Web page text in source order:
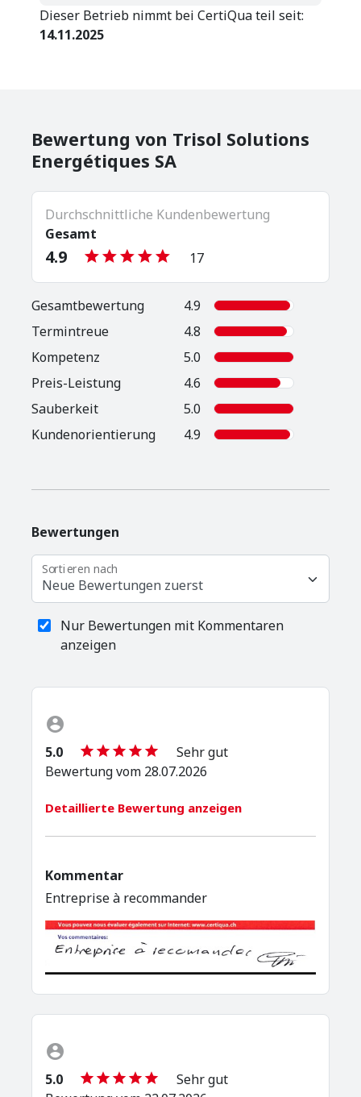
Dieser Betrieb nimmt bei CertiQua teil seit:
14.11.2025
Bewertung von Trisol Solutions
Energétiques SA
Durchschnittliche Kundenbewertung
Gesamt
4.9 17
Gesamt­bewertung
4.9
Termintreue
4.8
Kompetenz
5.0
Preis-Leistung
4.6
Sauberkeit
5.0
Kunden­orientierung
4.9
Bewertungen
Neue Bewertungen zuerst
Sortieren nach
Nur Bewertungen mit Kommentaren
anzeigen
5.0
Sehr gut
Bewertung vom 28.07.2026
Detaillierte Bewertung anzeigen
Kommentar
Entreprise à recommander
5.0
Sehr gut